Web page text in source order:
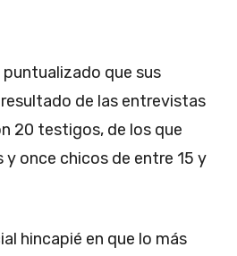
que sus
de las entrevistas
20 testigos, de los que
once chicos de entre 15 y
hincapié en que lo más